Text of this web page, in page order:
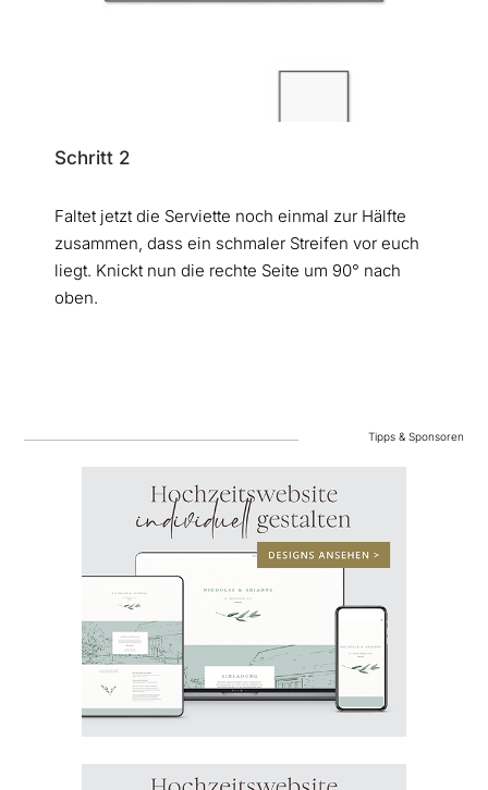
Schritt 2
Faltet jetzt die Serviette noch einmal zur Hälfte
zusammen, dass ein schmaler Streifen vor euch
liegt. Knickt nun die rechte Seite um 90° nach
oben.
Tipps & Sponsoren